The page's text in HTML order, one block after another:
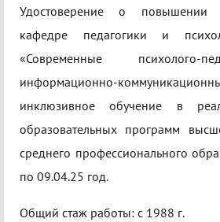
Удостоверение о повышении
кафедре педагогики и
«Современные психолого-
информационно-
инклюзивное обучение в
образовательных программ
среднего профессионального
по 09.04.25 год.
Общий стаж работы: с 1988 г.